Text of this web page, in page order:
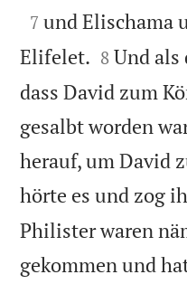

7 und Elischama
Elifelet. 

8 Und
dass David zum
gesalbt worden
herauf, um David
hörte es und zog
Philister waren
gekommen und